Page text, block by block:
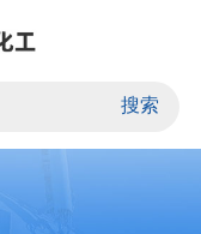
搜索